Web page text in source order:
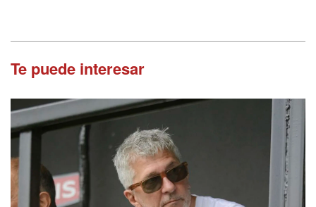
Te puede interesar